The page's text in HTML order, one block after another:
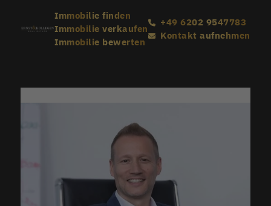
Immobilie finden
Immobilie verkaufen
Immobilie bewerten
+49 6202 9547783
Kontakt aufnehmen